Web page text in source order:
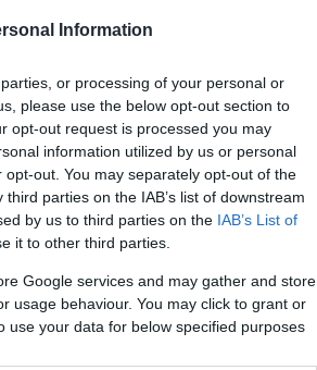
Information
or processing of your personal or
please use the below opt-out section to
opt-out request is processed you may
information utilized by us or personal
out. You may separately opt-out of the
parties on the IAB’s list of downstream
by us to third parties on the IAB’s List of
it to other third parties.
Google services and may gather and store
usage behaviour. You may click to grant or
your data for below specified purposes